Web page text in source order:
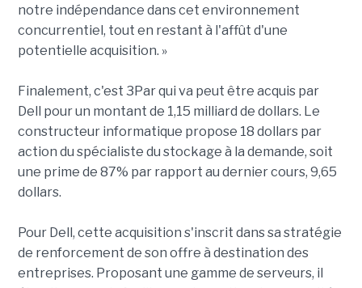
notre indépendance dans cet environnement
concurrentiel, tout en restant à l'affût d'une
potentielle acquisition. »
Finalement, c'est 3Par qui va peut être acquis par
Dell pour un montant de 1,15 milliard de dollars. Le
constructeur informatique propose 18 dollars par
action du spécialiste du stockage à la demande, soit
une prime de 87% par rapport au dernier cours, 9,65
dollars.
Pour Dell, cette acquisition s'inscrit dans sa stratégie
de renforcement de son offre à destination des
entreprises. Proposant une gamme de serveurs, il